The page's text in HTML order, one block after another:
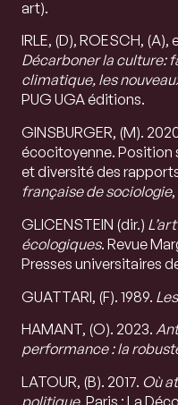
art).
IRLE, (D), ROESCH, (A),
Décarboner la culture:
climatique, les
PUG UGA éditions.
GINSBURGER, (M).
écocitoyenne. Position
et diversité des
française de sociologie
GLICENSTEIN (dir.)
écologiques. Revue
Presses universitaires
GUATTARI, (F). 1989.
HAMANT, (O). 2023.
performance : la
LATOUR, (B). 2017. Où